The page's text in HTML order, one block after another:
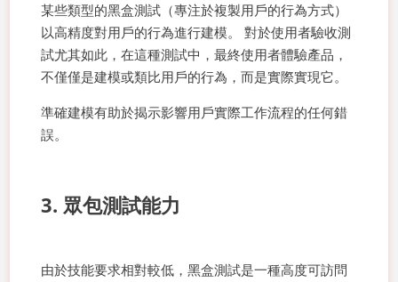
某些類型的黑盒測試（專注於複製用戶的行為方式）
以高精度對用戶的行為進行建模。 對於使用者驗收測
試尤其如此，在這種測試中，最終使用者體驗產品，
不僅僅是建模或類比用戶的行為，而是實際實現它。
準確建模有助於揭示影響用戶實際工作流程的任何錯
誤。
3. 眾包測試能力
由於技能要求相對較低，黑盒測試是一種高度可訪問